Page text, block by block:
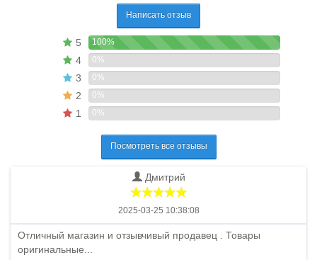
Написать отзыв
5 100%
4 0%
3 0%
2 0%
1 0%
Посмотреть все отзывы
Дмитрий
2025-03-25 10:38:08
Отличный магазин и отзывчивый продавец . Товары
оригинальные...